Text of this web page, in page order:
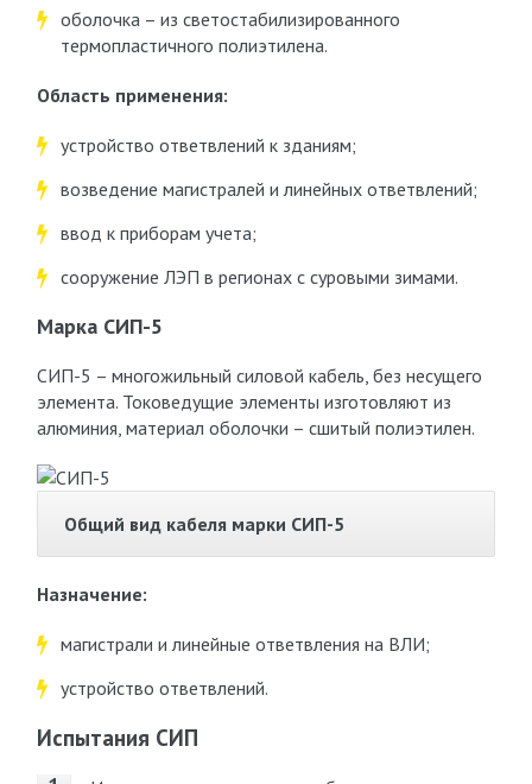
оболочка – из светостабилизированного
термопластичного полиэтилена.
Область применения:
устройство ответвлений к зданиям;
возведение магистралей и линейных ответвлений;
ввод к приборам учета;
сооружение ЛЭП в регионах с суровыми зимами.
Марка СИП-5
СИП-5 – многожильный силовой кабель, без несущего
элемента. Токоведущие элементы изготовляют из
алюминия, материал оболочки – сшитый полиэтилен.
Общий вид кабеля марки СИП-5
Назначение:
магистрали и линейные ответвления на ВЛИ;
устройство ответвлений.
Испытания СИП